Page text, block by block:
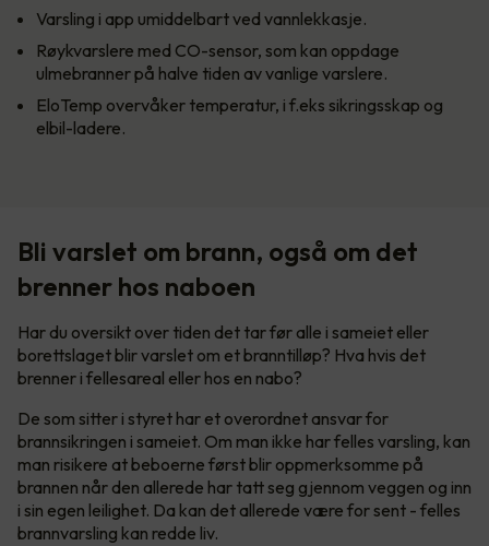
Varsling i app umiddelbart ved vannlekkasje.
Røykvarslere med CO-sensor, som kan oppdage
ulmebranner på halve tiden av vanlige varslere.
EloTemp overvåker temperatur, i f.eks sikringsskap og
elbil-ladere.
Bli varslet om brann, også om det
brenner hos naboen
Har du oversikt over tiden det tar før alle i sameiet eller
borettslaget blir varslet om et branntilløp? Hva hvis det
brenner i fellesareal eller hos en nabo?
De som sitter i styret har et overordnet ansvar for
brannsikringen i sameiet. Om man ikke har felles varsling, kan
man risikere at beboerne først blir oppmerksomme på
brannen når den allerede har tatt seg gjennom veggen og inn
i sin egen leilighet. Da kan det allerede være for sent - felles
brannvarsling kan redde liv.